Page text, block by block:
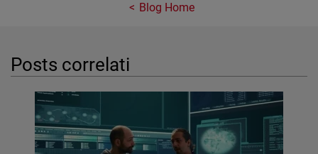
Blog Home
Posts correlati